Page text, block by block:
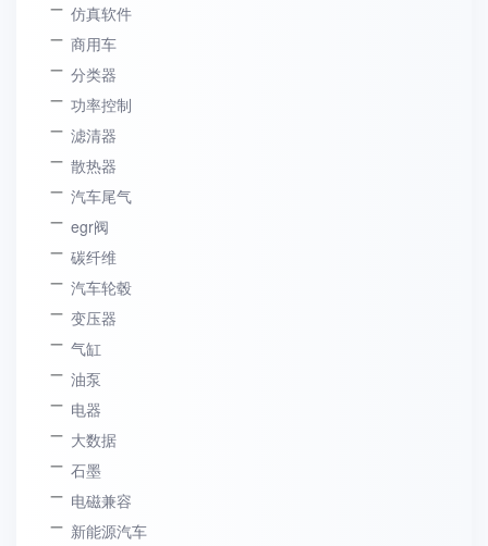
仿真软件
商用车
分类器
功率控制
滤清器
散热器
汽车尾气
egr阀
碳纤维
汽车轮毂
变压器
气缸
油泵
电器
大数据
石墨
电磁兼容
新能源汽车